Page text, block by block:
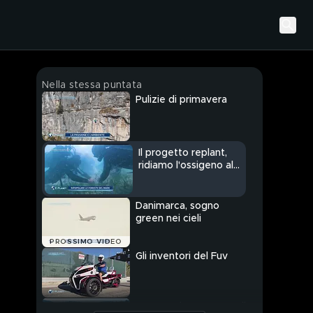
Nella stessa puntata
Pulizie di primavera
Il progetto replant,
ridiamo l'ossigeno al
PROSSIMO VIDEO
Danimarca, sogno
green nei cieli
Gli inventori del Fuv